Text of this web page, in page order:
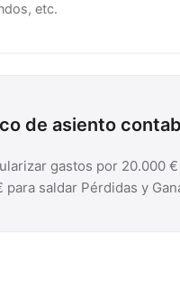
etc.
de asiento
gastos por 20.000
para saldar Pérdidas y